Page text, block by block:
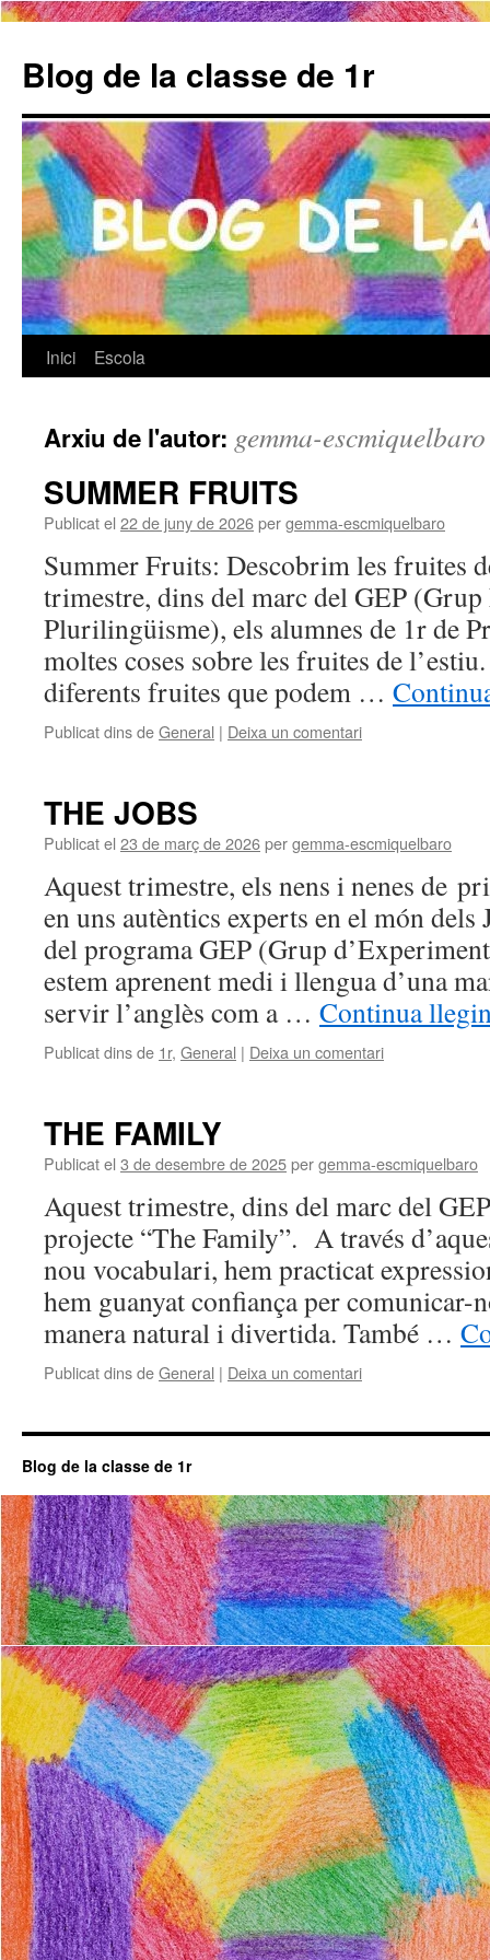
Blog de la classe de 1r
Vés
contingut
Inici Escola
Arxiu de l'autor: gemma-escmiquelbaro
SUMMER FRUITS
Publicat el 22 de juny de 2026pergemma-escmiquelbaro
Summer Fruits: Descobrim les fruites
trimestre, dins del marc del GEP
Plurilingüisme), els alumnes de 1r de
moltes coses sobre les fruites de
diferents fruites que podem …
Publicat dins deGeneral | Deixa un comentari
THE JOBS
Publicat el 23 de març de 2026pergemma-escmiquelbaro
Aquest trimestre, els nens i nenes de
en uns autèntics experts en el món
del programa GEP (Grup
estem aprenent medi i llengua d’una
servir l’anglès com a … Continua
Publicat dins de 1r, General | Deixa un comentari
THE FAMILY
Publicat el 3 de desembre de 2025pergemma-escmiquelbaro
Aquest trimestre, dins del marc del
projecte “The Family”. A través
nou vocabulari, hem practicat
hem guanyat confiança per comunicar-
manera natural i divertida. També …
Publicat dins deGeneral | Deixa un comentari
Blog de la classe de 1r